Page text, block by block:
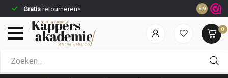
Gratis retourneren* Voor
8.9
0
Welke categorie ben jij naar op zoek?